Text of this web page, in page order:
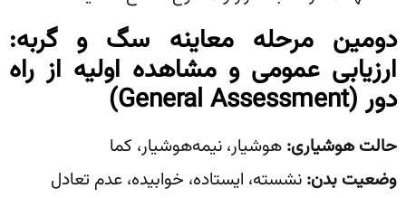
دومین مرحله معاینه سگ و گربه:
ارزیابی عمومی و مشاهده اولیه از راه
دور(General Assessment)
حالت هوشیاری: هوشیار، نیمه‌هوشیار، کما
وضعیت بدن: نشسته، ایستاده، خوابیده، عدم تعادل